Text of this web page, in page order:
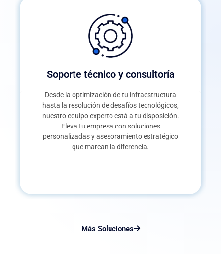
Soporte técnico y consultoría
Desde la optimización de tu infraestructura
hasta la resolución de desafíos tecnológicos,
nuestro equipo experto está a tu disposición.
Eleva tu empresa con soluciones
personalizadas y asesoramiento estratégico
que marcan la diferencia.
Más Soluciones